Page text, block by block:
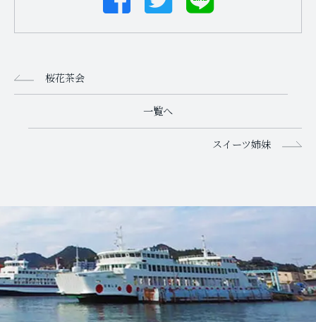
桜花茶会
一覧へ
スイーツ姉妹